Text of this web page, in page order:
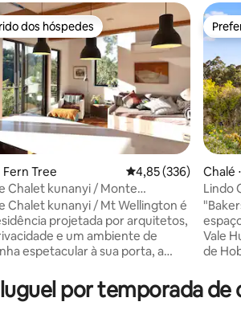
média de 5, 149 avaliações
dos hóspedes
dos hóspedes
Fern Tree 4,85 de uma
4,85 (336)
Chalet kunanyi / Monte
Chalet kunanyi / Mt Wellington é
projetada por arquitetos,
e um ambiente de
espetacular à sua porta, a
tem bancos de pedra com
e um fogão a gás com todos os
Chalé
Lindo
Vale
de Hobart. O espaço
por temporada de